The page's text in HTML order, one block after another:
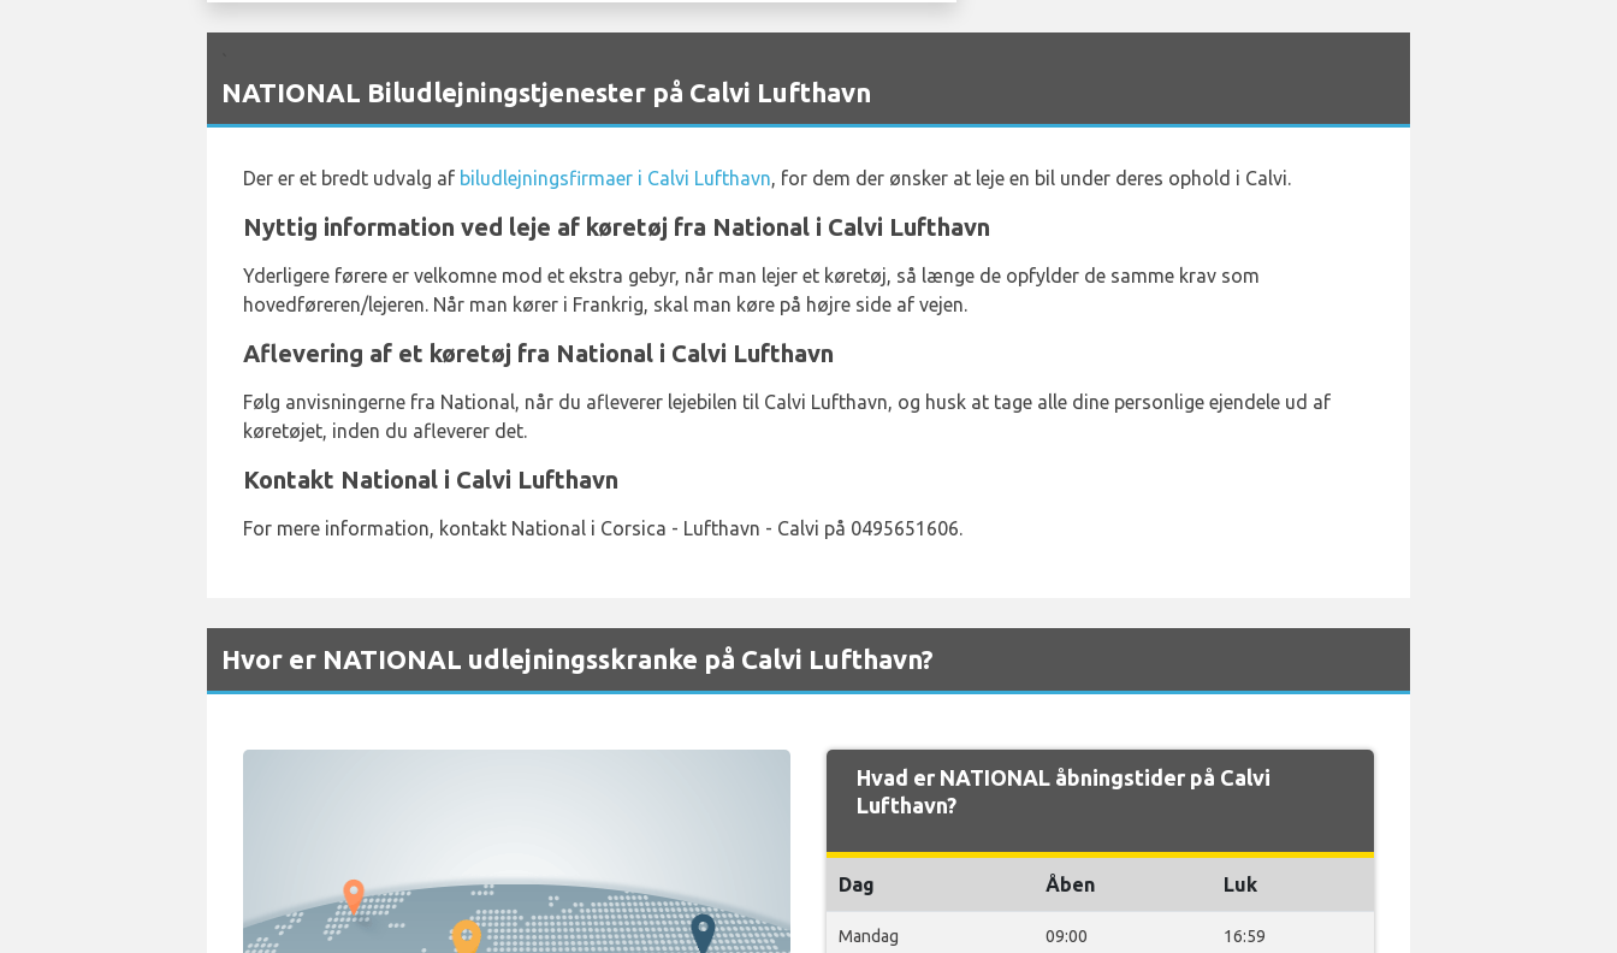
NATIONAL Biludlejningstjenester på Calvi Lufthavn
Der er et bredt udvalg af biludlejningsfirmaer i Calvi Lufthavn, for dem der ønsker at leje en bil under deres ophold i Calvi.
Nyttig information ved leje af køretøj fra National i Calvi Lufthavn
Yderligere førere er velkomne mod et ekstra gebyr, når man lejer et køretøj, så længe de opfylder de samme krav som
hovedføreren/lejeren. Når man kører i Frankrig, skal man køre på højre side af vejen.
Aflevering af et køretøj fra National i Calvi Lufthavn
Følg anvisningerne fra National, når du afleverer lejebilen til Calvi Lufthavn, og husk at tage alle dine personlige ejendele ud af
køretøjet, inden du afleverer det.
Kontakt National i Calvi Lufthavn
For mere information, kontakt National i Corsica - Lufthavn - Calvi på 0495651606.
Hvor er NATIONAL udlejningsskranke på Calvi Lufthavn?
Hvad er NATIONAL åbningstider på Calvi
Lufthavn?
Dag Åben Luk
Mandag 09:00 16:59